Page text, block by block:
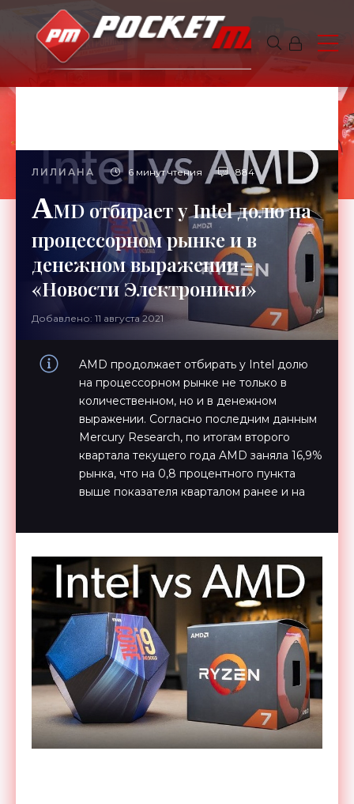
ЛИЛИАНА 6 минут чтения 884
AMD отбирает у Intel долю на
процессорном рынке и в
денежном выражении -
«Новости Электроники»
Добавлено: 11 августа 2021
AMD продолжает отбирать у Intel долю
на процессорном рынке не только в
количественном, но и в денежном
выражении. Согласно последним данным
Mercury Research, по итогам второго
квартала текущего года AMD заняла 16,9%
рынка, что на 0,8 процентного пункта
выше показателя кварталом ранее и на